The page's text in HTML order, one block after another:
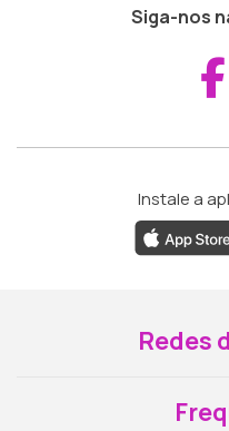
Siga-nos
Instale a
Redes